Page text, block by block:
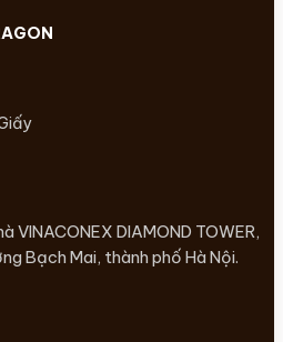
VINACONEX DIAMOND TOWER,
Bạch Mai, thành phố Hà Nội.